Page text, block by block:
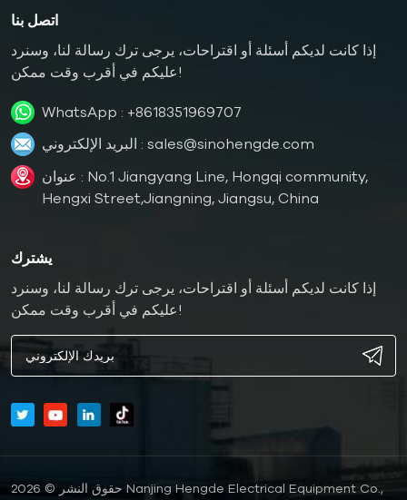
اتصل بنا
إذا كانت لديكم أسئلة أو اقتراحات، يرجى ترك رسالة لنا، وسنرد
عليكم في أقرب وقت ممكن!
WhatsApp : +8618351969707
البريد الإلكتروني : sales@sinohengde.com
عنوان : No.1 Jiangyang Line, Hongqi community,
Hengxi Street,Jiangning, Jiangsu, China
يشترك
إذا كانت لديكم أسئلة أو اقتراحات، يرجى ترك رسالة لنا، وسنرد
عليكم في أقرب وقت ممكن!
حقوق النشر © 2026 Nanjing Hengde Electrical Equipment Co.,